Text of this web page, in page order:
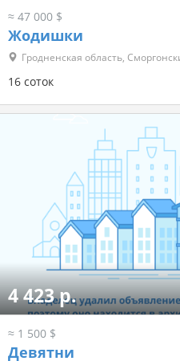
≈ 47 000 $
Жодишки
Гродненская область,
16 соток
4 423 р.
≈ 1 500 $
Девятни